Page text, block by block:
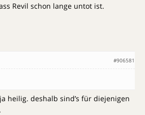
Revil schon lange untot ist.
#906581
heilig. deshalb sind’s für diejenigen